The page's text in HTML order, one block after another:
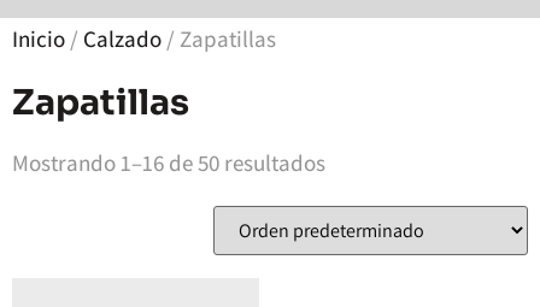
Inicio / Calzado / Zapatillas
Zapatillas
Mostrando 1–16 de 50 resultados